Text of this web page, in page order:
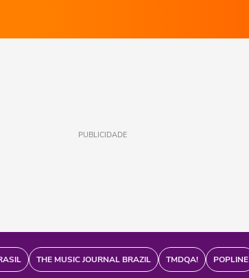
PUBLICIDADE
THE MUSIC JOURNAL BRAZIL TMDQA! POPLINE